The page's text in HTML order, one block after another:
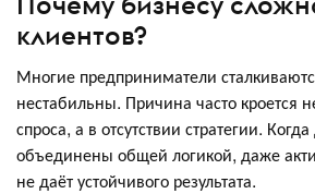
клиентов?
Многие предприниматели
нестабильны. Причина часто кроется
спроса, а в отсутствии стратегии.
объединены общей логикой, даже
не даёт устойчивого результата.